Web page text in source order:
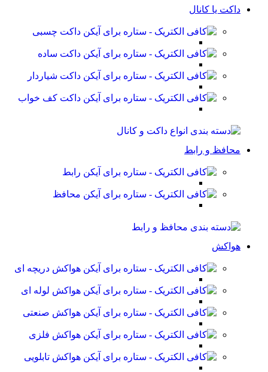
داکت یا کانال
داکت چسبی
داکت ساده
داکت شیاردار
داکت کف خواب
محافظ و رابط
رابط
محافظ
هواکش
هواکش دریچه ای
هواکش لوله ای
هواکش صنعتی
هواکش فلزی
هواکش تابلویی